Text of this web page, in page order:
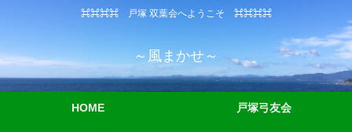
⌘⌘⌘⌘ 戸塚 双葉会へようこそ ⌘⌘⌘⌘
～風まかせ～
HOME 戸塚弓友会